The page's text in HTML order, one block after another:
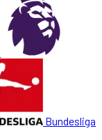
Bundesliga